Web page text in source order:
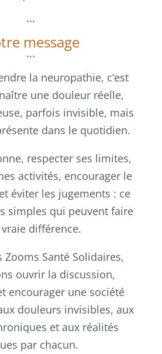
```
message
```
la neuropathie, c’est
une douleur réelle,
parfois invisible, mais
dans le quotidien.
respecter ses limites,
activités, encourager le
éviter les jugements : ce
simples qui peuvent faire
différence.
Zooms Santé Solidaires,
ouvrir la discussion,
encourager une société
douleurs invisibles, aux
et aux réalités
par chacun.